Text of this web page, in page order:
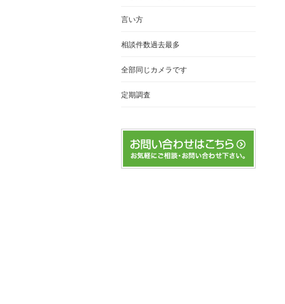
言い方
相談件数過去最多
全部同じカメラです
定期調査